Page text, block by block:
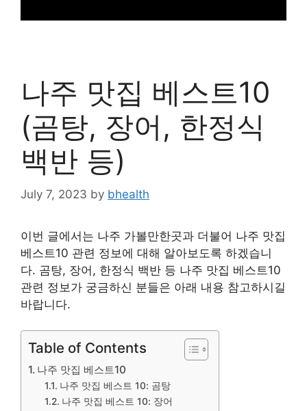
나주 맛집 베스트10
(곰탕, 장어, 한정식
백반 등)
July 7, 2023 by bhealth
이번 글에서는 나주 가볼만한곳과 더불어 나주 맛집
베스트10 관련 정보에 대해 알아보도록 하겠습니
다. 곰탕, 장어, 한정식 백반 등 나주 맛집 베스트10
관련 정보가 궁금하신 분들은 아래 내용 참고하시길
바랍니다.
Table of Contents
나주 맛집 베스트10
나주 맛집 베스트 10: 곰탕
나주 맛집 베스트 10: 장어